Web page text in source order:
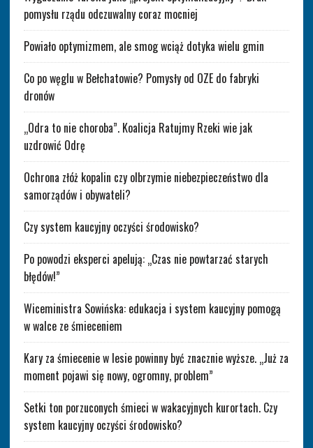
pomysłu rządu odczuwalny coraz mocniej
Powiało optymizmem, ale smog wciąż dotyka wielu gmin
Co po węglu w Bełchatowie? Pomysły od OZE do fabryki
dronów
„Odra to nie choroba”. Koalicja Ratujmy Rzeki wie jak
uzdrowić Odrę
Ochrona złóż kopalin czy olbrzymie niebezpieczeństwo dla
samorządów i obywateli?
Czy system kaucyjny oczyści środowisko?
Po powodzi eksperci apelują: „Czas nie powtarzać starych
błędów!”
Wiceministra Sowińska: edukacja i system kaucyjny pomogą
w walce ze śmieceniem
Kary za śmiecenie w lesie powinny być znacznie wyższe. „Już za
moment pojawi się nowy, ogromny, problem”
Setki ton porzuconych śmieci w wakacyjnych kurortach. Czy
system kaucyjny oczyści środowisko?